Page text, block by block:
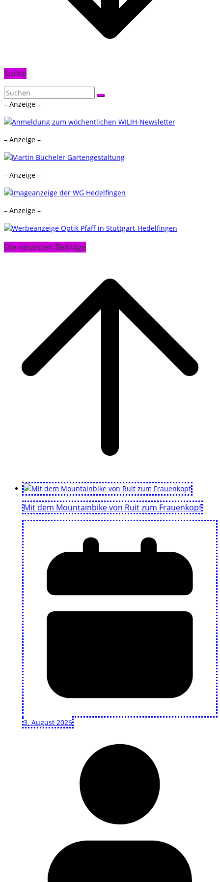
Suche
– Anzeige –
– Anzeige –
– Anzeige –
– Anzeige –
Die neuesten Beiträge
Mit dem Mountainbike von Ruit zum Frauenkopf
3. August 2026